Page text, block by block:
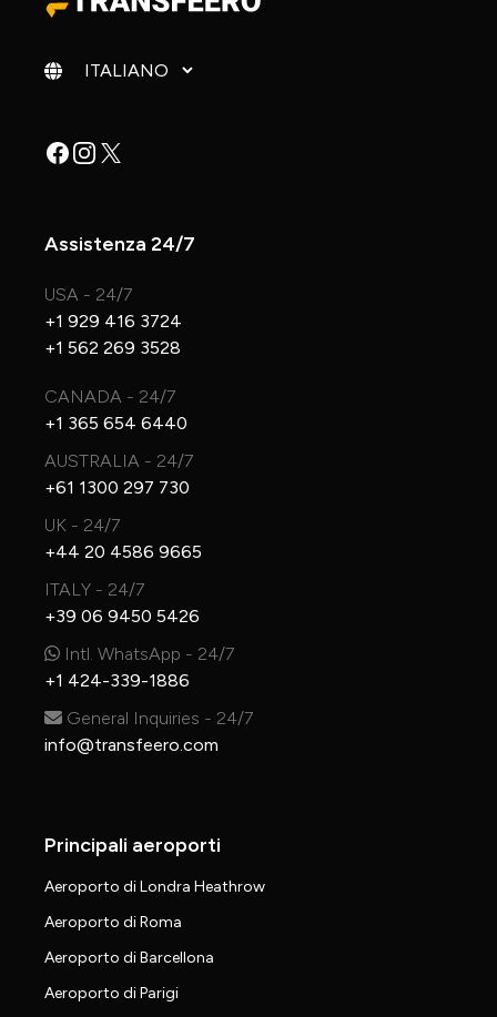
Cambia lingua
Facebook
Instagram
X
Assistenza 24/7
USA - 24/7
+1 929 416 3724
+1 562 269 3528
CANADA - 24/7
+1 365 654 6440
AUSTRALIA - 24/7
+61 1300 297 730
UK - 24/7
+44 20 4586 9665
ITALY - 24/7
+39 06 9450 5426
Intl. WhatsApp - 24/7
+1 424-339-1886
General Inquiries - 24/7
info@transfeero.com
Principali aeroporti
Aeroporto di Londra Heathrow
Aeroporto di Roma
Aeroporto di Barcellona
Aeroporto di Parigi